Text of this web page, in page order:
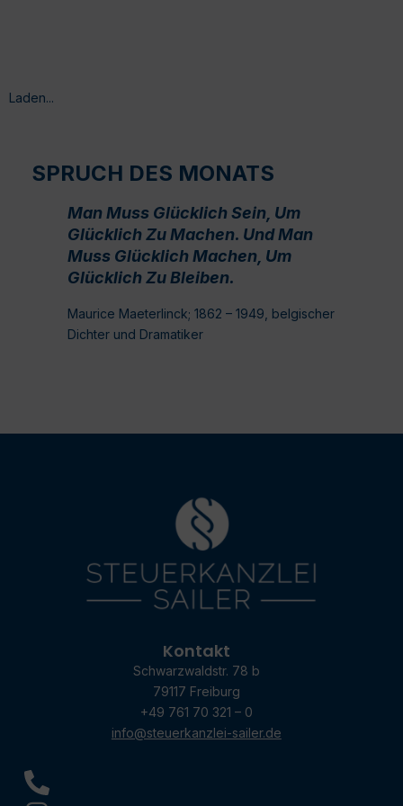
Laden...
SPRUCH DES MONATS
Man Muss Glücklich Sein, Um
Glücklich Zu Machen. Und Man
Muss Glücklich Machen, Um
Glücklich Zu Bleiben.
Maurice Maeterlinck; 1862 – 1949, belgischer
Dichter und Dramatiker
Kontakt
Schwarzwaldstr. 78 b
79117 Freiburg
+49 761 70 321 – 0
info@steuerkanzlei-sailer.de